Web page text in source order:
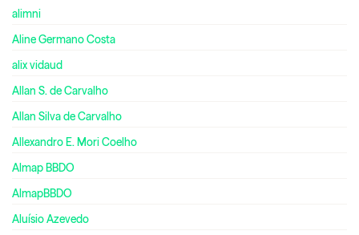
alimni
Aline Germano Costa
alix vidaud
Allan S. de Carvalho
Allan Silva de Carvalho
Allexandro E. Mori Coelho
Almap BBDO
AlmapBBDO
Aluísio Azevedo